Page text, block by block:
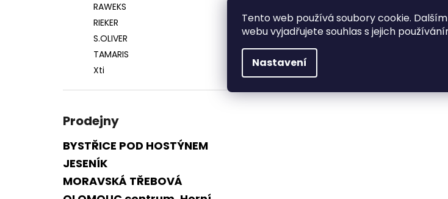
Tento web používá soubory cookie.
webu vyjadřujete souhlas s jejich
Nastavení
RAWEKS
RIEKER
S.OLIVER
TAMARIS
Xti
Prodejny
BYSTŘICE POD HOSTÝNEM
JESENÍK
MORAVSKÁ TŘEBOVÁ